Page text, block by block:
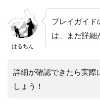
はるちん
プレイガイド
は、まだ詳細
詳細が確認できたら実際
しょう！